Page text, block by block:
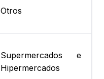
Otros
Supermercados e
Hipermercados